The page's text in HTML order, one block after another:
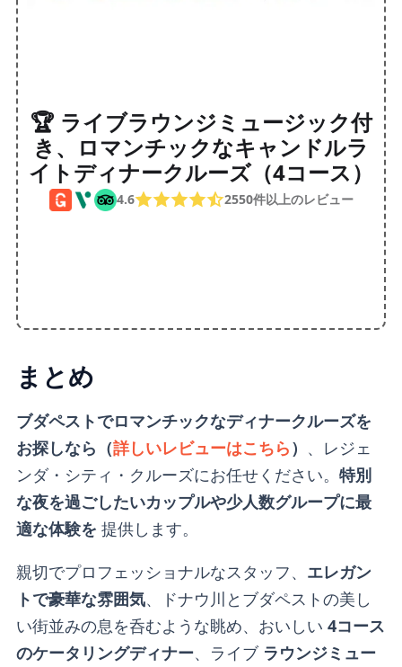
🏆 ライブラウンジミュージック付
き、ロマンチックなキャンドルラ
イトディナークルーズ（4コース）
4.6 2550件以上のレビュー
まとめ
ブダペストでロマンチックなディナークルーズを
お探しなら（詳しいレビューはこちら） 、レジェ
ンダ・シティ・クルーズにお任せください。 特別
な夜を過ごしたいカップルや少人数グループに最
適な体験を 提供します。
親切でプロフェッショナルなスタッフ、 エレガン
トで豪華な雰囲気、ドナウ川とブダペストの美し
い街並みの息を呑むような眺め、おいしい 4コース
のケータリングディナー、ライブ ラウンジミュー